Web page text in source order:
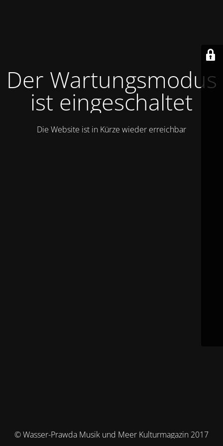
Der Wartungsmodus
ist eingeschaltet
Die Website ist in Kürze wieder erreichbar
© Wasser-Prawda Musik und Meer Kulturmagazin 2017